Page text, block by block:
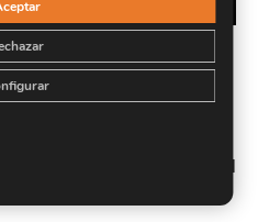
del habla y la